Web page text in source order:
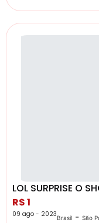
LOL SURPRISE O
R$ 1
09 ago - 2023Brasil - São